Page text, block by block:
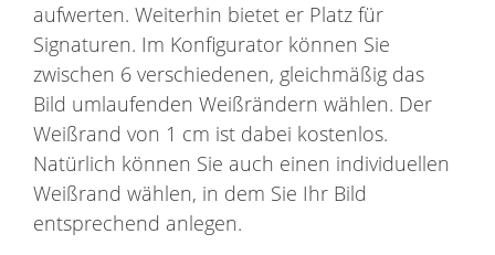
aufwerten. Weiterhin bietet er Platz für
Signaturen. Im Konfigurator können Sie
zwischen 6 verschiedenen, gleichmäßig das
Bild umlaufenden Weißrändern wählen. Der
Weißrand von 1 cm ist dabei kostenlos.
Natürlich können Sie auch einen individuellen
Weißrand wählen, in dem Sie Ihr Bild
entsprechend anlegen.